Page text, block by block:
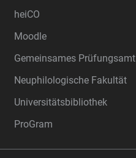
heiCO
Moodle
Gemeinsames Prüfungsamt
Neuphilologische Fakultät
Universitätsbibliothek
ProGram